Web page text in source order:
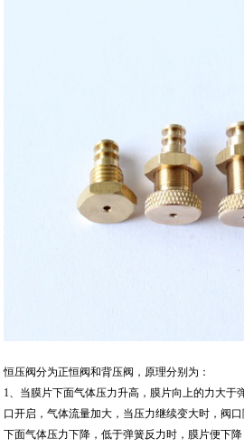
恒压阀分为正恒阀和背压阀，原理分别为：
1、当膜片下面气体压力升高，膜片向上的力大于
口开启，气体流量加大，当压力继续变大时，阀
下面气体压力下降，低于弹簧反力时，膜片便下